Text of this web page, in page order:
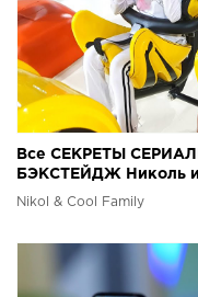
Все СЕКРЕТЫ
БЭКСТЕЙДЖ Николь и
Nikol & Cool Family